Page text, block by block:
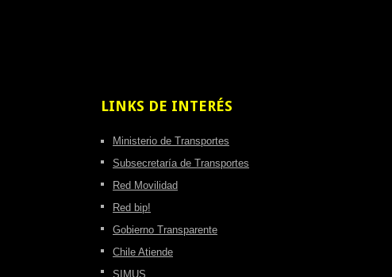
LINKS DE INTERÉS
Ministerio de Transportes
Subsecretaría de Transportes
Red Movilidad
Red bip!
Gobierno Transparente
Chile Atiende
SIMUS